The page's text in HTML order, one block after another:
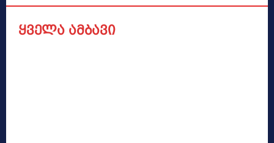
ყველა ამბავი